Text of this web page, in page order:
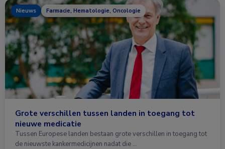
Nieuws Farmacie, Hematologie, Oncologie
Grote verschillen tussen landen in toegang tot
nieuwe medicatie
Tussen Europese landen bestaan grote verschillen in toegang tot
de nieuwste kankermedicijnen nadat die …